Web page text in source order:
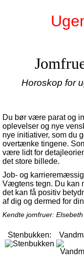
Horoskop for
Du bør være parat og
oplevelser og nye
nye initiativer, som du
overtænke tingene.
være lidt for
det store billede.
Job- og
Vægtens tegn. Du kan
det kan få positiv
af dig og dermed for
Kendte jomfruer:
Stenbukken: